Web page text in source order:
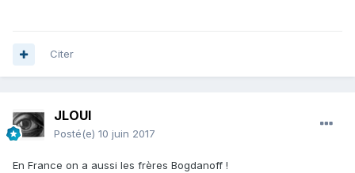
Citer
JLOUI
Posté(e) 10 juin 2017
En France on a aussi les frères Bogdanoff !